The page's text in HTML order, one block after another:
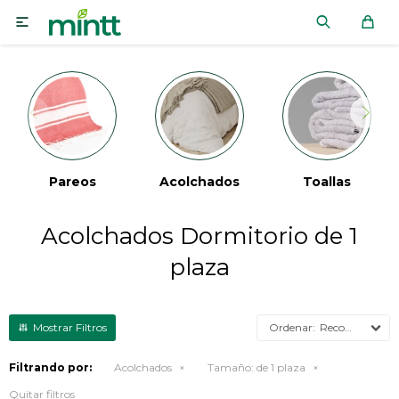

Pareos Acolchados Toallas
Acolchados Dormitorio de 1
plaza
Recomendados
Filtrando por: Acolchados Tamaño: de 1 plaza
Quitar filtros